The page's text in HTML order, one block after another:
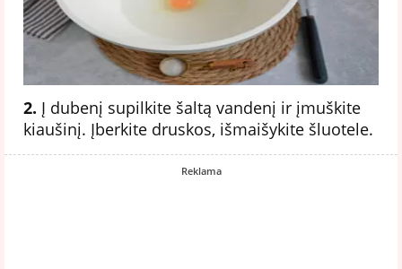
2. Į dubenį supilkite šaltą vandenį ir įmuškite
kiaušinį. Įberkite druskos, išmaišykite šluotele.
Reklama